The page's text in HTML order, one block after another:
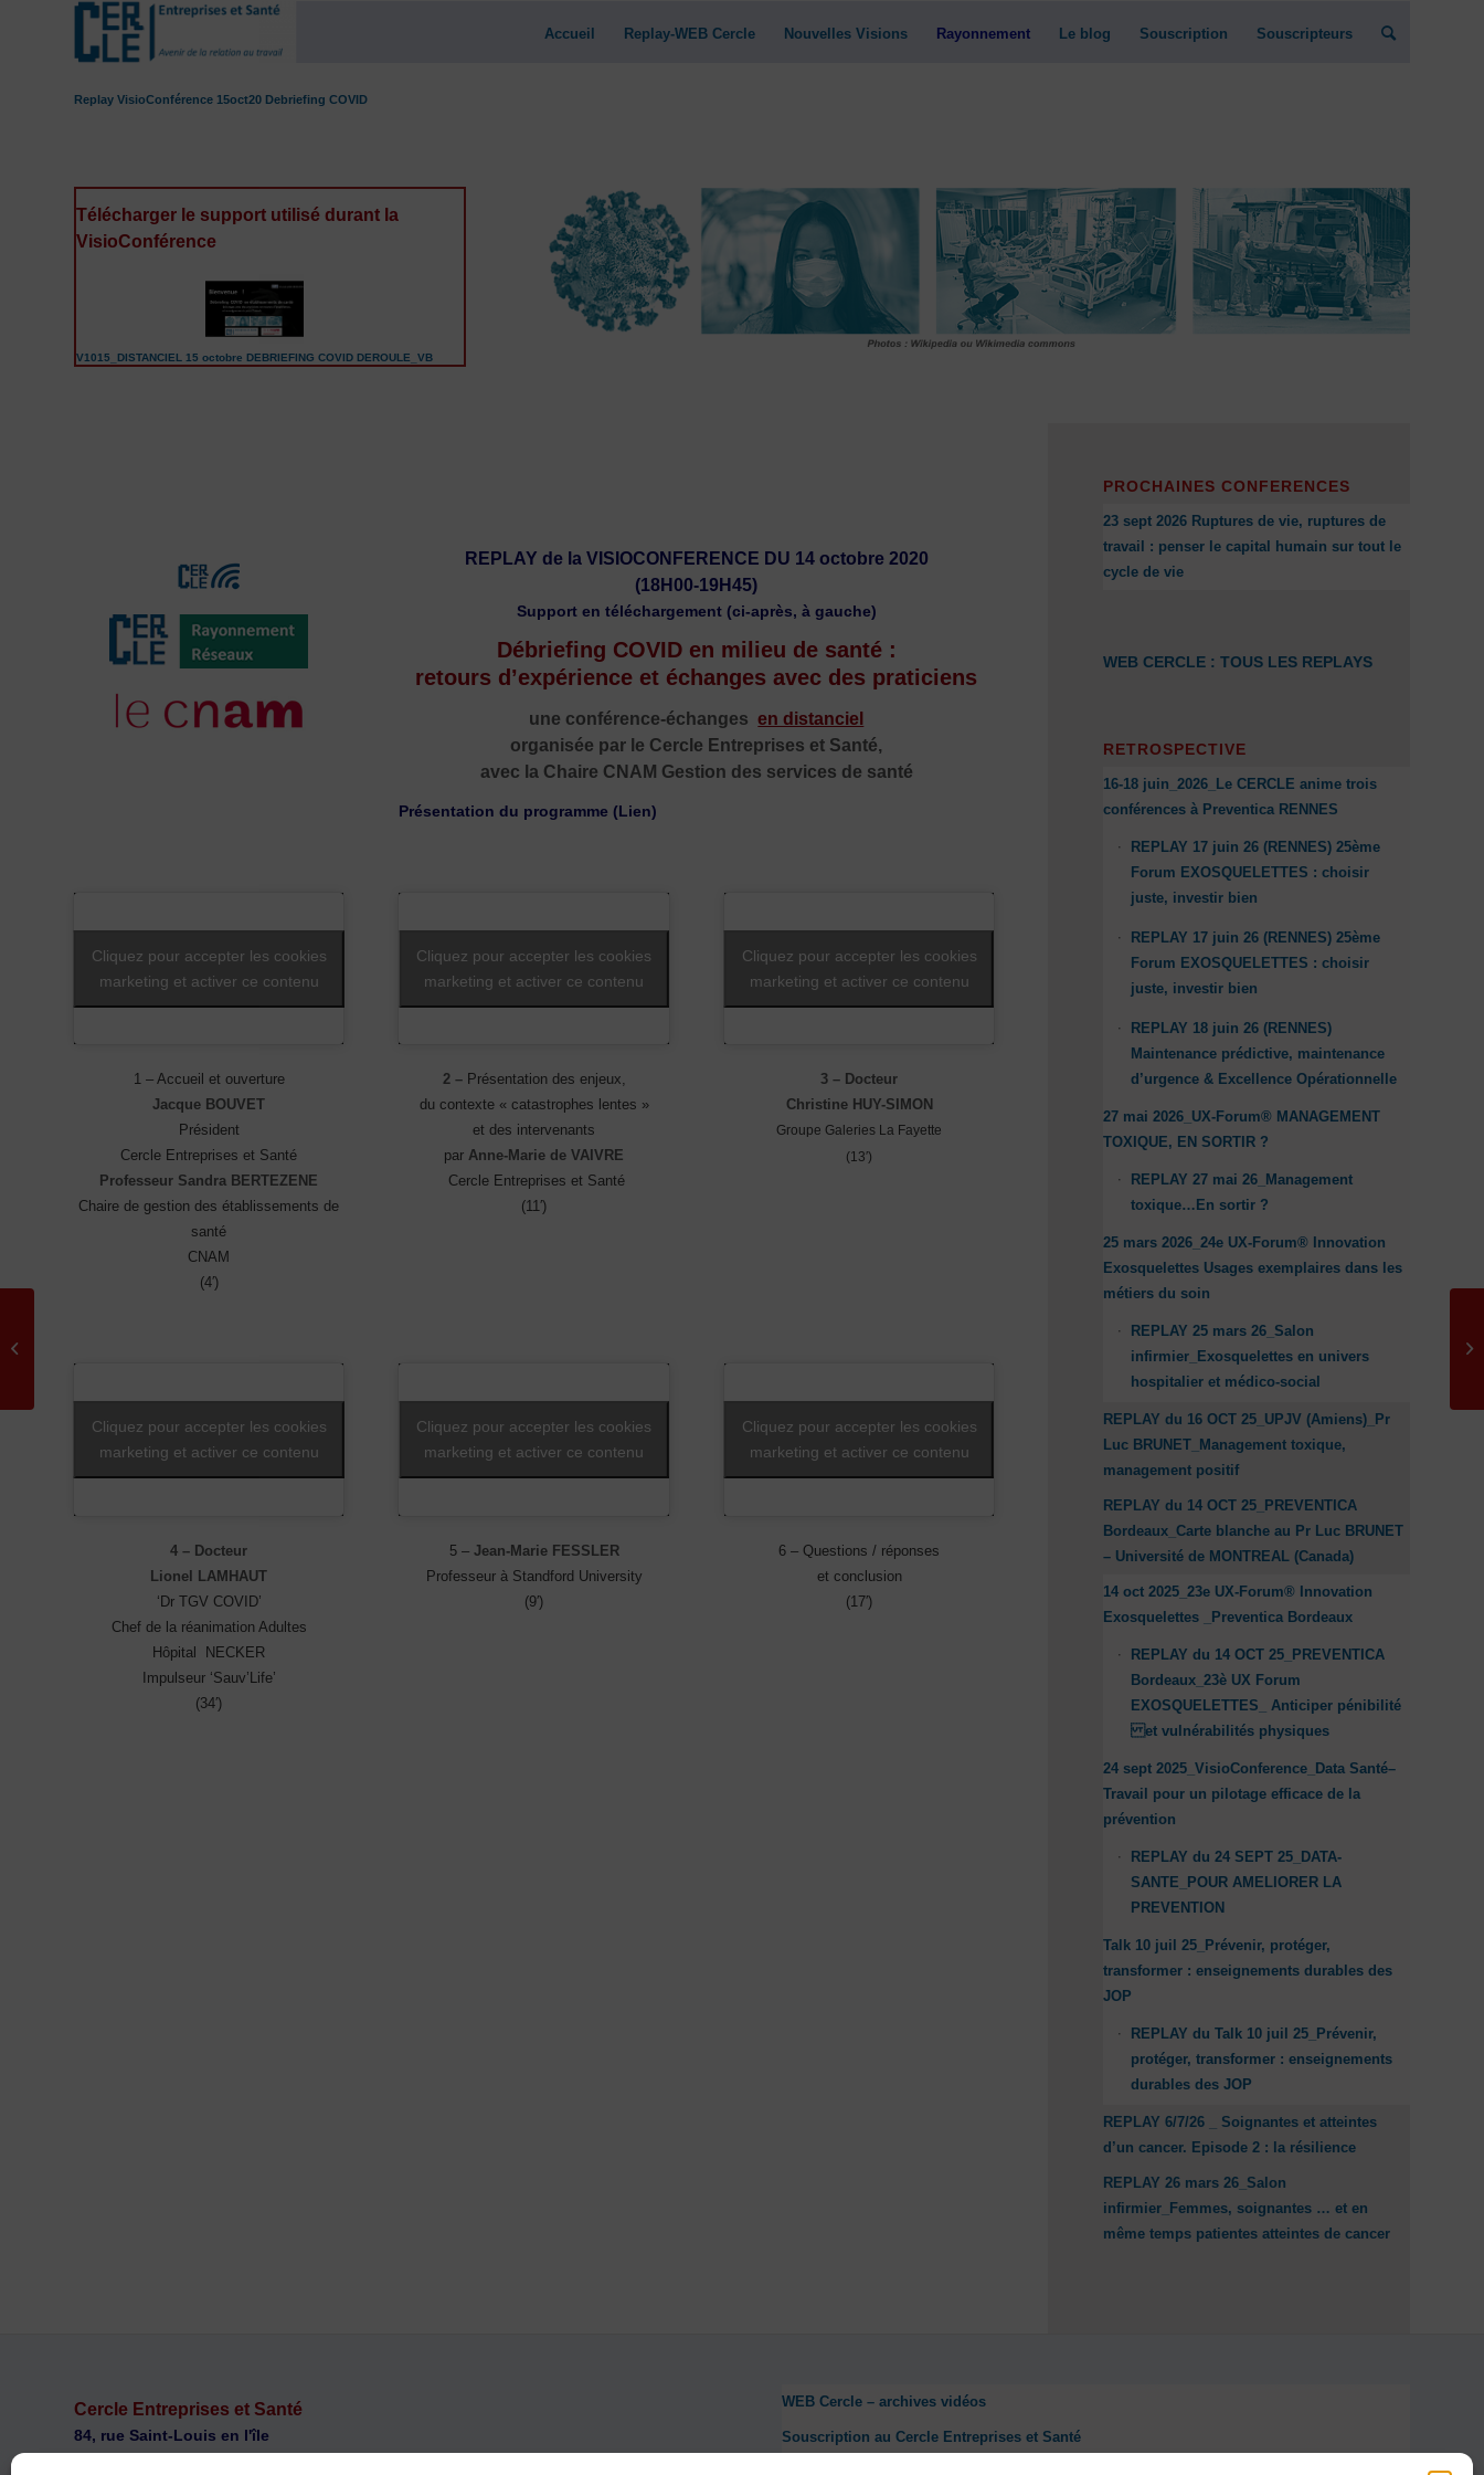
Accueil Replay-WEB Cercle Nouvelles Visions Rayonnement Le blog Souscription Souscripteurs
Replay VisioConférence 15oct20 Debriefing COVID
Télécharger le support utilisé durant la
VisioConférence
V1015_DISTANCIEL 15 octobre DEBRIEFING COVID DEROULE_VB
REPLAY de la VISIOCONFERENCE DU 14 octobre 2020
(18H00-19H45)
Support en téléchargement (ci-après, à gauche)
Débriefing COVID en milieu de santé :
retours d’expérience et échanges avec des praticiens
une conférence-échangesen distanciel
organisée par le Cercle Entreprises et Santé,
avec la Chaire CNAM Gestion des services de santé
Présentation du programme (Lien)
Cliquez pour accepter les cookies
marketing et activer ce contenu
1 – Accueil et ouverture
Jacque BOUVET
Président
Cercle Entreprises et Santé
Professeur Sandra BERTEZENE
Chaire de gestion des établissements de
santé
CNAM
(4′)
Cliquez pour accepter les cookies
marketing et activer ce contenu
2 –Présentation des enjeux,
du contexte « catastrophes lentes »
et des intervenants
parAnne-Marie de VAIVRE
Cercle Entreprises et Santé
(11′)
Cliquez pour accepter les cookies
marketing et activer ce contenu
3 – Docteur
Christine HUY-SIMON
Groupe Galeries La Fayette
(13′)
Cliquez pour accepter les cookies
marketing et activer ce contenu
4 – Docteur
Lionel LAMHAUT
‘Dr TGV COVID’
Chef de la réanimation Adultes
Hôpital NECKER
Impulseur ‘Sauv’Life’
(34′)
Cliquez pour accepter les cookies
marketing et activer ce contenu
5 – Jean-Marie FESSLER
Professeur à Standford University
(9′)
Cliquez pour accepter les cookies
marketing et activer ce contenu
6 – Questions / réponses
et conclusion
(17′)
PROCHAINES CONFERENCES
23 sept 2026 Ruptures de vie, ruptures de
travail : penser le capital humain sur tout le
cycle de vie
WEB CERCLE : TOUS LES REPLAYS
RETROSPECTIVE
16-18 juin_2026_Le CERCLE anime trois
conférences à Preventica RENNES
REPLAY 17 juin 26 (RENNES) 25ème
Forum EXOSQUELETTES : choisir
juste, investir bien
REPLAY 17 juin 26 (RENNES) 25ème
Forum EXOSQUELETTES : choisir
juste, investir bien
REPLAY 18 juin 26 (RENNES)
Maintenance prédictive, maintenance
d’urgence & Excellence Opérationnelle
27 mai 2026_UX-Forum® MANAGEMENT
TOXIQUE, EN SORTIR ?
REPLAY 27 mai 26_Management
toxique…En sortir ?
25 mars 2026_24e UX-Forum® Innovation
Exosquelettes Usages exemplaires dans les
métiers du soin
REPLAY 25 mars 26_Salon
infirmier_Exosquelettes en univers
hospitalier et médico-social
REPLAY du 16 OCT 25_UPJV (Amiens)_Pr
Luc BRUNET_Management toxique,
management positif
REPLAY du 14 OCT 25_PREVENTICA
Bordeaux_Carte blanche au Pr Luc BRUNET
– Université de MONTREAL (Canada)
14 oct 2025_23e UX-Forum® Innovation
Exosquelettes _Preventica Bordeaux
REPLAY du 14 OCT 25_PREVENTICA
Bordeaux_23è UX Forum
EXOSQUELETTES_ Anticiper pénibilité
et vulnérabilités physiques
24 sept 2025_VisioConference_Data Santé–
Travail pour un pilotage efficace de la
prévention
REPLAY du 24 SEPT 25_DATA-
SANTE_POUR AMELIORER LA
PREVENTION
Talk 10 juil 25_Prévenir, protéger,
transformer : enseignements durables des
JOP
REPLAY du Talk 10 juil 25_Prévenir,
protéger, transformer : enseignements
durables des JOP
REPLAY 6/7/26 _ Soignantes et atteintes
d’un cancer. Episode 2 : la résilience
REPLAY 26 mars 26_Salon
infirmier_Femmes, soignantes … et en
même temps patientes atteintes de cancer
Cercle Entreprises et Santé
84, rue Saint-Louis en l'île
WEB Cercle – archives vidéos
Souscription au Cercle Entreprises et Santé
20 – Jacques